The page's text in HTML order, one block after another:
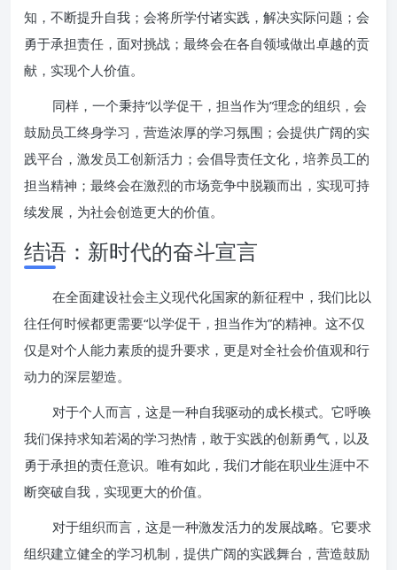
知，不断提升自我；会将所学付诸实践，解决实际问题；会
勇于承担责任，面对挑战；最终会在各自领域做出卓越的贡
献，实现个人价值。
同样，一个秉持“以学促干，担当作为”理念的组织，会
鼓励员工终身学习，营造浓厚的学习氛围；会提供广阔的实
践平台，激发员工创新活力；会倡导责任文化，培养员工的
担当精神；最终会在激烈的市场竞争中脱颖而出，实现可持
续发展，为社会创造更大的价值。
结语：新时代的奋斗宣言
在全面建设社会主义现代化国家的新征程中，我们比以
往任何时候都更需要“以学促干，担当作为”的精神。这不仅
仅是对个人能力素质的提升要求，更是对全社会价值观和行
动力的深层塑造。
对于个人而言，这是一种自我驱动的成长模式。它呼唤
我们保持求知若渴的学习热情，敢于实践的创新勇气，以及
勇于承担的责任意识。唯有如此，我们才能在职业生涯中不
断突破自我，实现更大的价值。
对于组织而言，这是一种激发活力的发展战略。它要求
组织建立健全的学习机制，提供广阔的实践舞台，营造鼓励